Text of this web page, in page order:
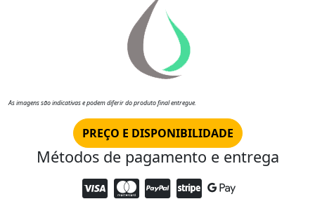
As imagens são indicativas e podem diferir do produto final entregue.
PREÇO E DISPONIBILIDADE
Métodos de pagamento e entrega